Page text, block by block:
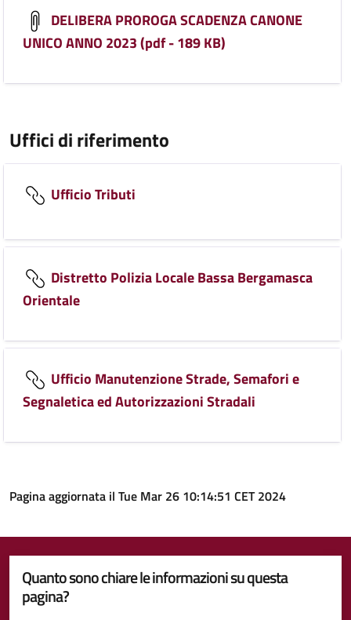
DELIBERA PROROGA SCADENZA CANONE
UNICO ANNO 2023 (pdf - 189 KB)
Uffici di riferimento
Ufficio Tributi
Distretto Polizia Locale Bassa Bergamasca
Orientale
Ufficio Manutenzione Strade, Semafori e
Segnaletica ed Autorizzazioni Stradali
Pagina aggiornata il Tue Mar 26 10:14:51 CET 2024
Quanto sono chiare le informazioni su questa
pagina?